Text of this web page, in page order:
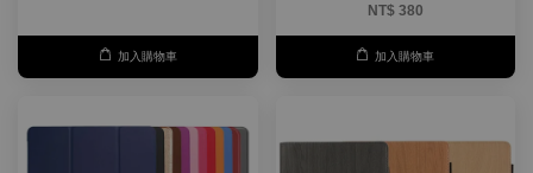
加入購物車
NT$ 380
加入購物車